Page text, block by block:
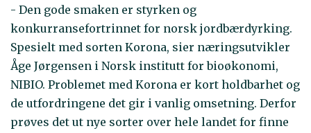
- Den gode smaken er styrken og
konkurransefortrinnet for norsk jordbærdyrking.
Spesielt med sorten Korona, sier næringsutvikler
Åge Jørgensen i Norsk institutt for bioøkonomi,
NIBIO. Problemet med Korona er kort holdbarhet og
de utfordringene det gir i vanlig omsetning. Derfor
prøves det ut nye sorter over hele landet for finne